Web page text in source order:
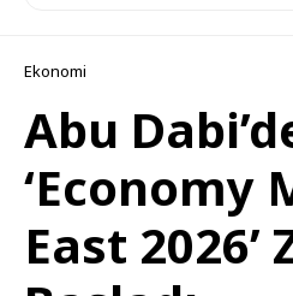
Ekonomi
Abu
‘Economy
East 2026’